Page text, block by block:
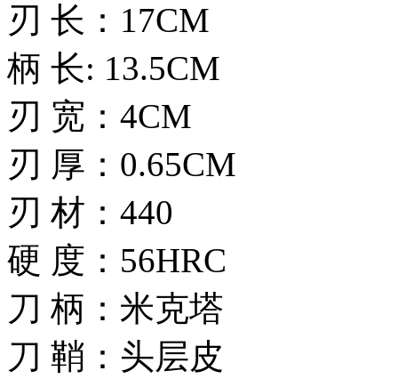
刃 长：17CM
柄 长: 13.5CM
刃 宽：4CM
刃 厚：0.65CM
刃 材：440
硬 度：56HRC
刀 柄：米克塔
刀 鞘：头层皮